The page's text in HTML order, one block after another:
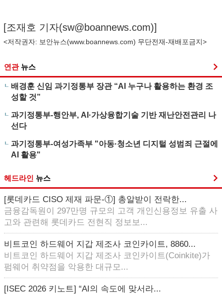
[조재호 기자(sw@boannews.com)]
<저작권자: 보안뉴스(www.boannews.com) 무단전재-재배포금지>
연관 뉴스
배경훈 신임 과기정통부 장관 “AI 누구나 활용하는 환경 조
성할 것”
과기정통부-행안부, AI·가상융합기술 기반 재난안전관리 나
선다
과기정통부-여성가족부 "아동·청소년 디지털 성범죄 근절에
AI 활용"
헤드라인 뉴스
[롯데카드 CISO 제재 파문-①] 총알받이 전락한...
금융감독원이 297만명 규모의 고객 개인신용정보 유출 사
고와 관련해 롯데카드 전현직 정보보...
비트코인 하드웨어 지갑 제조사 코인카이트, 8860...
비트코인 하드웨어 지갑 제조사 코인카이트(Coinkite)가
펌웨어 취약점을 악용한 대규모...
[ISEC 2026 키노트] “AI의 속도에 맞서라...